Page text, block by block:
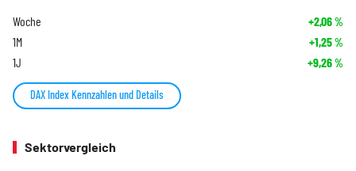
Woche +2,06%
1M +1,25%
1J +9,26%
DAX Index Kennzahlen und Details
Sektorvergleich